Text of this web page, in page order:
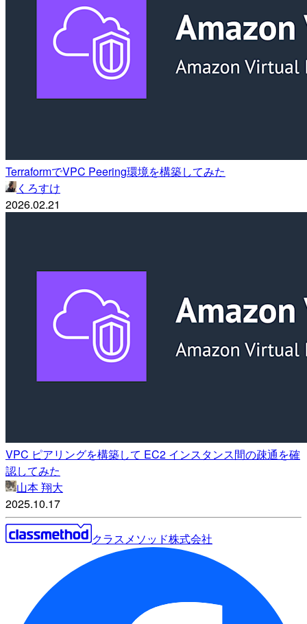
TerraformでVPC Peering環境を構築してみた
くろすけ
2026.02.21
VPC ピアリングを構築して EC2 インスタンス間の疎通を確
認してみた
山本 翔大
2025.10.17
クラスメソッド株式会社